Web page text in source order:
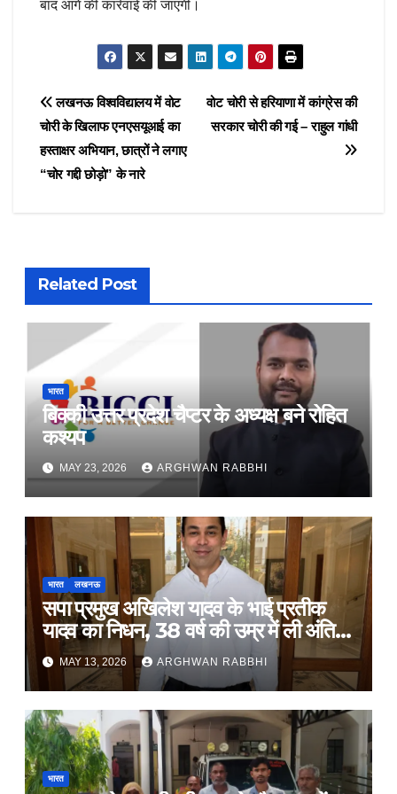
बाद आगे की कार्रवाई की जाएगी।
Post
navigation
वोट चोरी से हरियाणा में कांग्रेस की
सरकार चोरी की गई – राहुल गांधी
लखनऊ विश्वविद्यालय में वोट
चोरी के खिलाफ एनएसयूआई का
हस्ताक्षर अभियान, छात्रों ने लगाए
“चोर गद्दी छोड़ो” के नारे
Related Post
भारत
बिक्की उत्तर प्रदेश चैप्टर के अध्यक्ष बने रोहित
कश्यप
MAY 23, 2026 ARGHWAN RABBHI
भारत लखनऊ
सपा प्रमुख अखिलेश यादव के भाई प्रतीक
यादव का निधन, 38 वर्ष की उम्र में ली अंतिम
सांसMAY 13, 2026 ARGHWAN RABBHI
भारत